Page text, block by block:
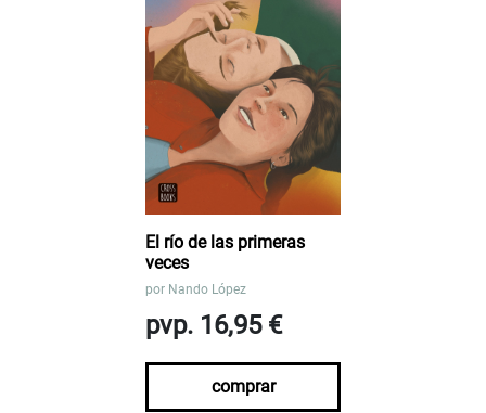
El río de las primeras
veces
por Nando López
pvp. 16,95 €
comprar